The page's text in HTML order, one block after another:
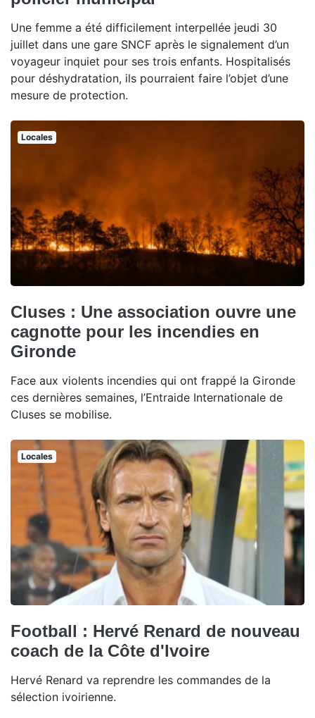
Une femme a été difficilement interpellée jeudi 30
juillet dans une gare SNCF après le signalement d’un
voyageur inquiet pour ses trois enfants. Hospitalisés
pour déshydratation, ils pourraient faire l’objet d’une
mesure de protection.
Locales
Cluses : Une association ouvre une
cagnotte pour les incendies en
Gironde
Face aux violents incendies qui ont frappé la Gironde
ces dernières semaines, l’Entraide Internationale de
Cluses se mobilise.
Locales
Football : Hervé Renard de nouveau
coach de la Côte d'Ivoire
Hervé Renard va reprendre les commandes de la
sélection ivoirienne.